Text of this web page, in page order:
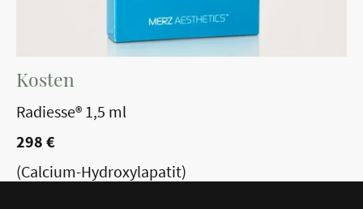
Kosten
Radiesse® 1,5 ml
298 €
(Calcium-Hydroxylapatit)